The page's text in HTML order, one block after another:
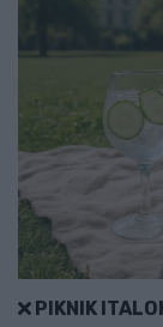
PIKNIK